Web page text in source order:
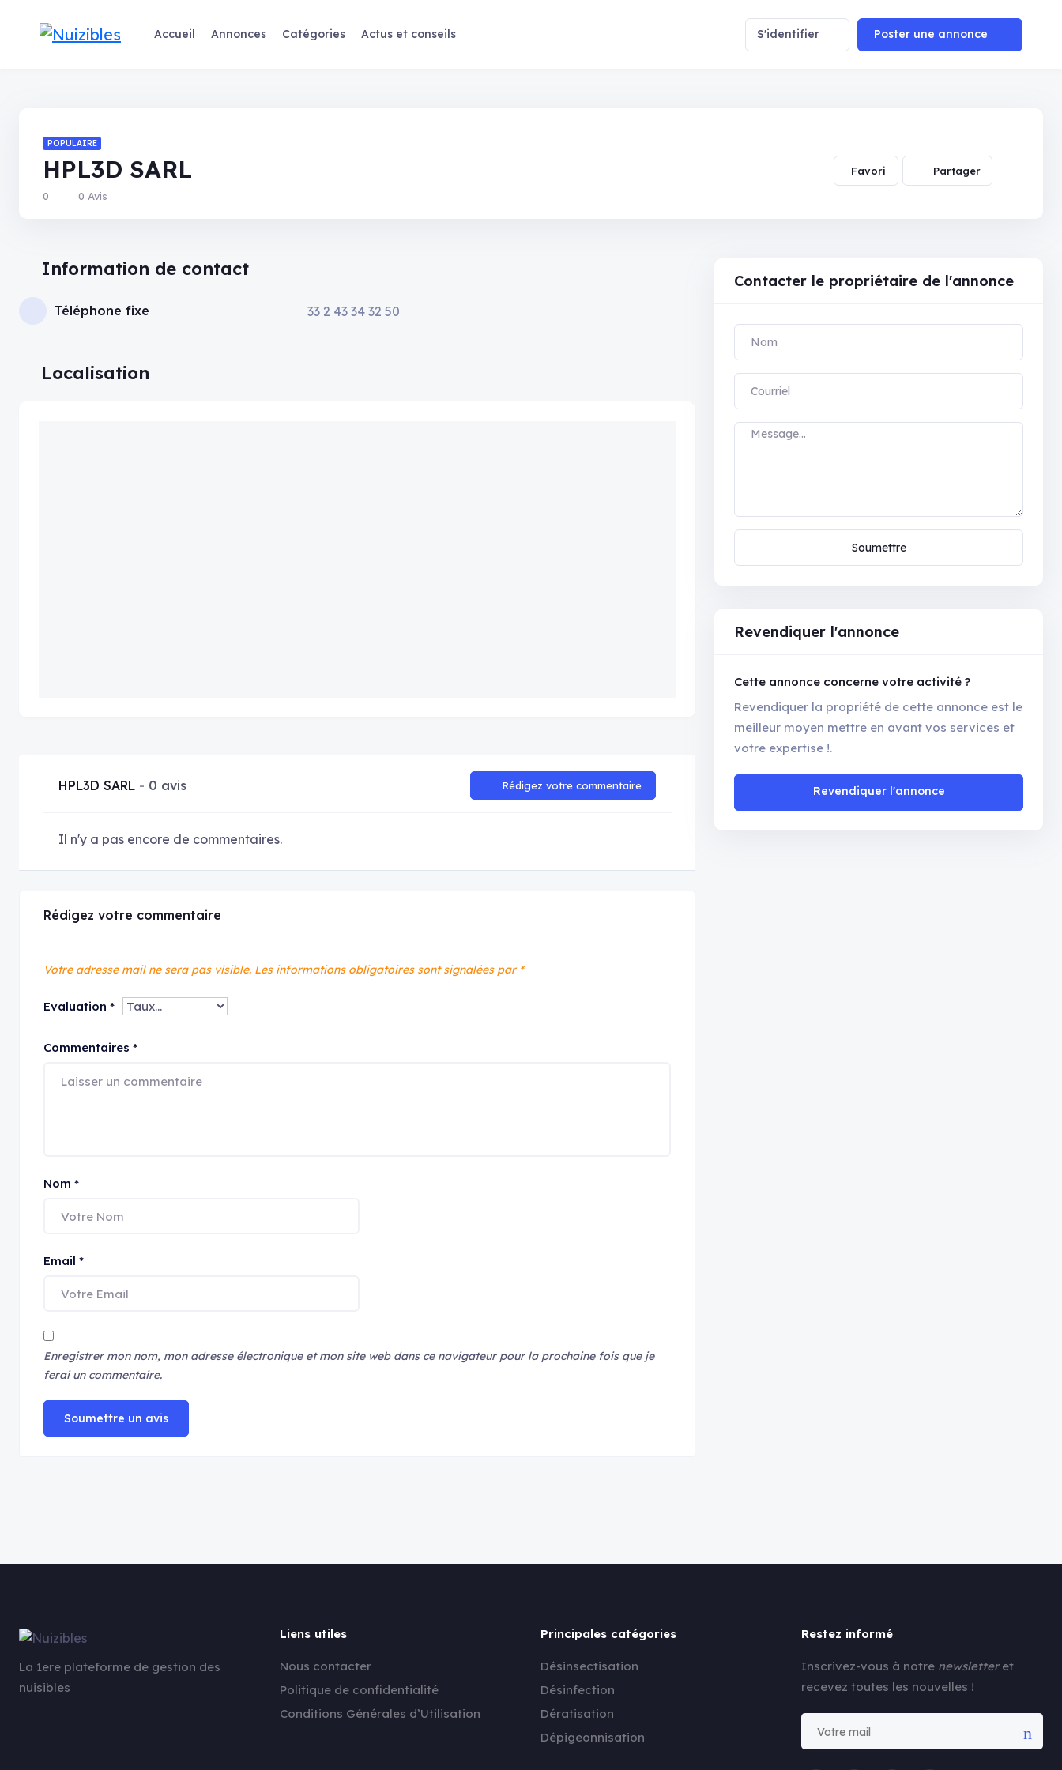
Accueil Annonces Catégories Actus et conseils S'identifier Poster une annonce
HPL3D SARL
POPULAIRE
0 0 Avis
Partager
Information de contact
Téléphone fixe 33 2 43 34 32 50
Localisation
HPL3D SARL 0 avis Rédigez votre commentaire
Il n'y a pas encore de commentaires.
Rédigez votre commentaire
Votre adresse mail ne sera pas visible. Les informations obligatoires sont signalées par *
Evaluation *
Commentaires *
Nom *
Email *
Enregistrer mon nom, mon adresse électronique et mon site web dans ce navigateur pour la prochaine fois que je
ferai un commentaire.
Soumettre un avis
Contacter le propriétaire de l'annonce
Soumettre
Revendiquer l'annonce
Cette annonce concerne votre activité ?
Revendiquer la propriété de cette annonce est le
meilleur moyen mettre en avant vos services et
votre expertise !.
Revendiquer l'annonce
La 1ere plateforme de gestion des
nuisibles
Liens utiles
Nous contacter
Politique de confidentialité
Conditions Générales d’Utilisation
Principales catégories
Désinsectisation
Désinfection
Dératisation
Dépigeonnisation
Restez informé
Inscrivez-vous à notre newsletteret
recevez toutes les nouvelles !